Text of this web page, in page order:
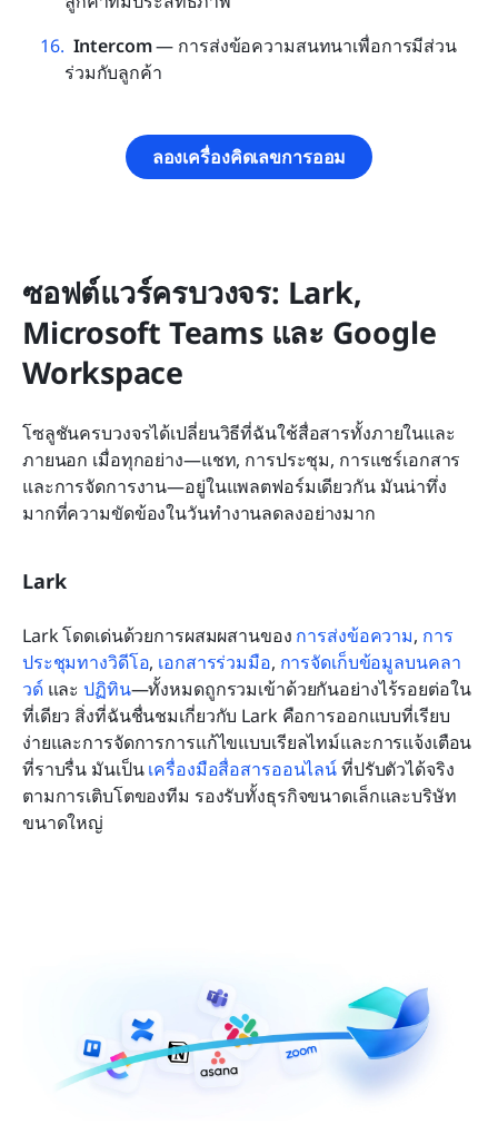
Intercom — การส่งข้อความสนทนาเพื่อการมีส่วน
ร่วมกับลูกค้า
ลองเครื่องคิดเลขการออม
ซอฟต์แวร์ครบวงจร: Lark,
Microsoft Teams และ Google
Workspace
โซลูชันครบวงจรได้เปลี่ยนวิธีที่ฉันใช้สื่อสารทั้งภายในและ
ภายนอก เมื่อทุกอย่าง—แชท, การประชุม, การแชร์เอกสาร
และการจัดการงาน—อยู่ในแพลตฟอร์มเดียวกัน มันน่าทึ่ง
มากที่ความขัดข้องในวันทำงานลดลงอย่างมาก
Lark
Lark โดดเด่นด้วยการผสมผสานของ การส่งข้อความ, การ
ประชุมทางวิดีโอ, เอกสารร่วมมือ, การจัดเก็บข้อมูลบนคลา
วด์ และ ปฏิทิน—ทั้งหมดถูกรวมเข้าด้วยกันอย่างไร้รอยต่อใน
ที่เดียว สิ่งที่ฉันชื่นชมเกี่ยวกับ Lark คือการออกแบบที่เรียบ
ง่ายและการจัดการการแก้ไขแบบเรียลไทม์และการแจ้งเตือน
ที่ราบรื่น มันเป็น เครื่องมือสื่อสารออนไลน์ ที่ปรับตัวได้จริง
ตามการเติบโตของทีม รองรับทั้งธุรกิจขนาดเล็กและบริษัท
ขนาดใหญ่